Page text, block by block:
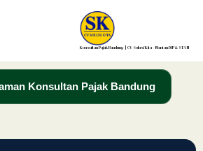
Konsultan Pajak Bandung | CV Solusi Kita – Mantan DJP & STAN
Konsultan Pajak Bandung